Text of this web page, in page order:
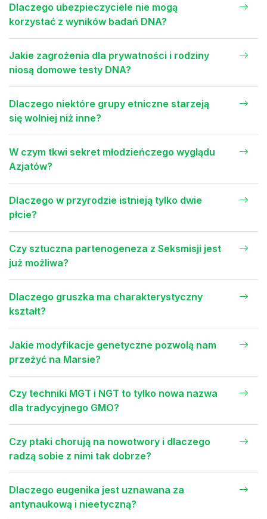
Dlaczego ubezpieczyciele nie mogą
korzystać z wyników badań DNA?
Jakie zagrożenia dla prywatności i rodziny
niosą domowe testy DNA?
Dlaczego niektóre grupy etniczne starzeją
się wolniej niż inne?
W czym tkwi sekret młodzieńczego wyglądu
Azjatów?
Dlaczego w przyrodzie istnieją tylko dwie
płcie?
Czy sztuczna partenogeneza z Seksmisji jest
już możliwa?
Dlaczego gruszka ma charakterystyczny
kształt?
Jakie modyfikacje genetyczne pozwolą nam
przeżyć na Marsie?
Czy techniki MGT i NGT to tylko nowa nazwa
dla tradycyjnego GMO?
Czy ptaki chorują na nowotwory i dlaczego
radzą sobie z nimi tak dobrze?
Dlaczego eugenika jest uznawana za
antynaukową i nieetyczną?